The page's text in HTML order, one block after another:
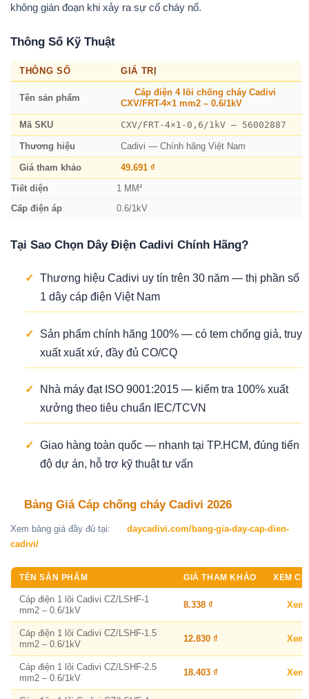
không gián đoạn khi xảy ra sự cố cháy nổ.
Thông Số Kỹ Thuật
THÔNG SỐ GIÁ TRỊ
Tên sản phẩm
Cáp điện 4 lõi chống cháy Cadivi
CXV/FRT-4×1 mm2 – 0.6/1kV
Mã SKU CXV/FRT-4×1-0,6/1kV – 56002887
Thương hiệu Cadivi — Chính hãng Việt Nam
Giá tham khảo 49.691 ₫
Tiết diện 1 MM²
Cấp điện áp 0.6/1kV
Tại Sao Chọn Dây Điện Cadivi Chính Hãng?
✓ Thương hiệu Cadivi uy tín trên 30 năm — thị phần số
1 dây cáp điện Việt Nam
✓
Sản phẩm chính hãng 100% — có tem chống giả, truy
xuất xuất xứ, đầy đủ CO/CQ
✓
Nhà máy đạt ISO 9001:2015 — kiểm tra 100% xuất
xưởng theo tiêu chuẩn IEC/TCVN
✓ Giao hàng toàn quốc — nhanh tại TP.HCM, đúng tiến
độ dự án, hỗ trợ kỹ thuật tư vấn
Bảng Giá Cáp chống cháy Cadivi 2026
Xem bảng giá đầy đủ tại:
daycadivi.com/bang-gia-day-cap-dien-
cadivi/
TÊN SẢN PHẨM GIÁ THAM KHẢO XEM
Cáp điện 1 lõi Cadivi CZ/LSHF-1
mm2 – 0.6/1kV
8.338 ₫
Cáp điện 1 lõi Cadivi CZ/LSHF-1.5
mm2 – 0.6/1kV
12.830 ₫
Cáp điện 1 lõi Cadivi CZ/LSHF-2.5
mm2 – 0.6/1kV
18.403 ₫